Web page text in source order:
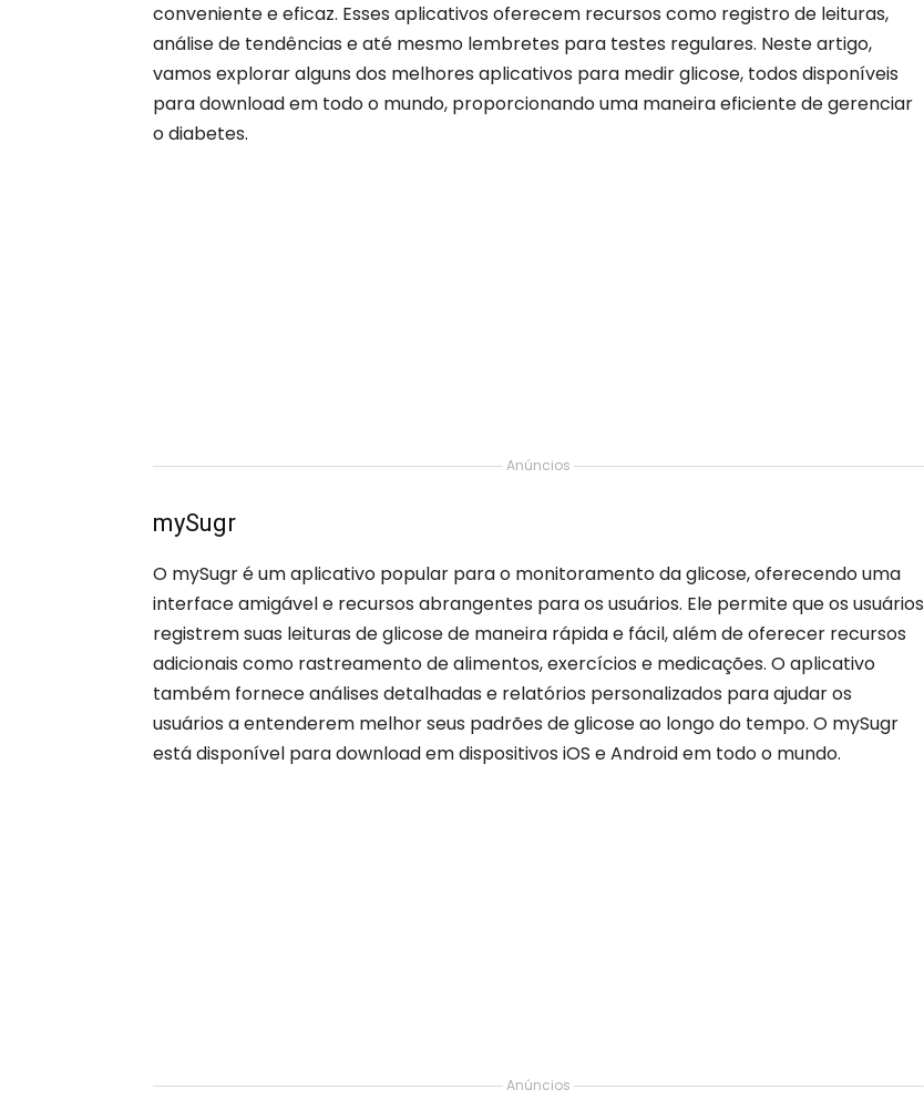
conveniente e eficaz. Esses aplicativos oferecem recursos como registro de leituras,
análise de tendências e até mesmo lembretes para testes regulares. Neste artigo,
vamos explorar alguns dos melhores aplicativos para medir glicose, todos disponíveis
para download em todo o mundo, proporcionando uma maneira eficiente de gerenciar
o diabetes.
Anúncios
mySugr
O mySugr é um aplicativo popular para o monitoramento da glicose, oferecendo uma
interface amigável e recursos abrangentes para os usuários. Ele permite que os usuários
registrem suas leituras de glicose de maneira rápida e fácil, além de oferecer recursos
adicionais como rastreamento de alimentos, exercícios e medicações. O aplicativo
também fornece análises detalhadas e relatórios personalizados para ajudar os
usuários a entenderem melhor seus padrões de glicose ao longo do tempo. O mySugr
está disponível para download em dispositivos iOS e Android em todo o mundo.
Anúncios